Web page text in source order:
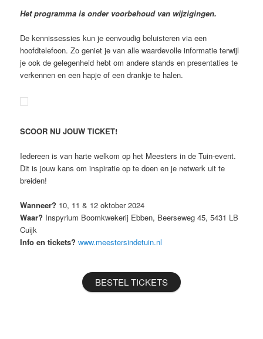
Het programma is onder voorbehoud van wijzigingen.
De kennissessies kun je eenvoudig beluisteren via een
hoofdtelefoon. Zo geniet je van alle waardevolle informatie terwijl
je ook de gelegenheid hebt om andere stands en presentaties te
verkennen en een hapje of een drankje te halen.
SCOOR NU JOUW TICKET!
Iedereen is van harte welkom op het Meesters in de Tuin-event.
Dit is jouw kans om inspiratie op te doen en je netwerk uit te
breiden!
Wanneer? 10, 11 & 12 oktober 2024
Waar? Inspyrium Boomkwekerij Ebben, Beerseweg 45, 5431 LB
Cuijk
Info en tickets?www.meestersindetuin.nl
BESTEL TICKETS